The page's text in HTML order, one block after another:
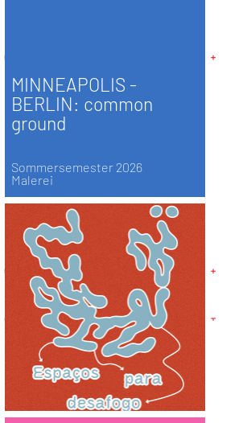
MINNEAPOLIS -
BERLIN: common
ground
Sommersemester 2026
Malerei